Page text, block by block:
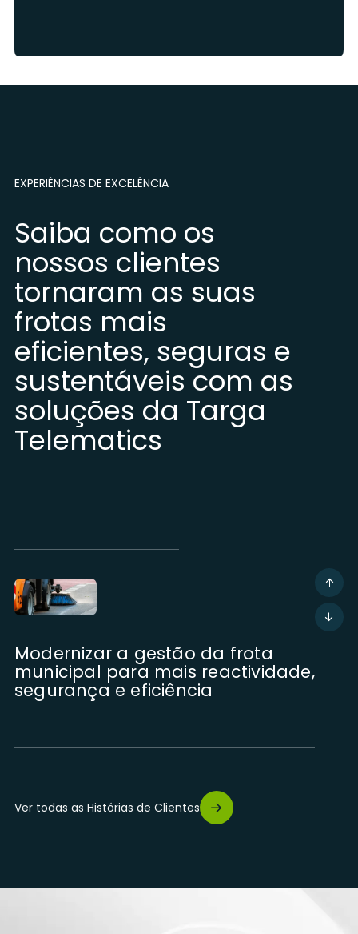
EXPERIÊNCIAS DE EXCELÊNCIA
Saiba como os
nossos clientes
tornaram as suas
frotas mais
eficientes, seguras e
sustentáveis com as
soluções da Targa
Telematics
Modernizar a gestão da frota
municipal para mais reactividade,
segurança e eficiência
intervenções no terreno para
mais rastreabilidade, rigor e
desempenho operacional
Ver todas as Histórias de Clientes